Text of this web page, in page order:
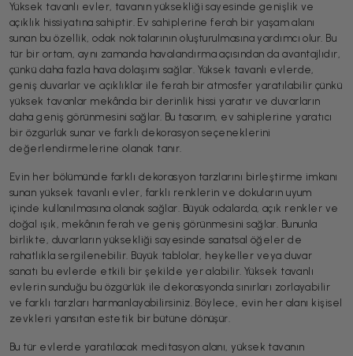
Yüksek tavanlı evler, tavanın yüksekliği sayesinde genişlik ve
açıklık hissiyatına sahiptir. Ev sahiplerine ferah bir yaşam alanı
sunan bu özellik, odak noktalarının oluşturulmasına yardımcı olur. Bu
tür bir ortam, aynı zamanda havalandırma açısından da avantajlıdır,
çünkü daha fazla hava dolaşımı sağlar. Yüksek tavanlı evlerde,
geniş duvarlar ve açıklıklar ile ferah bir atmosfer yaratılabilir çünkü
yüksek tavanlar mekânda bir derinlik hissi yaratır ve duvarların
daha geniş görünmesini sağlar. Bu tasarım, ev sahiplerine yaratıcı
bir özgürlük sunar ve farklı dekorasyon seçeneklerini
değerlendirmelerine olanak tanır.
Evin her bölümünde farklı dekorasyon tarzlarını birleştirme imkanı
sunan yüksek tavanlı evler, farklı renklerin ve dokuların uyum
içinde kullanılmasına olanak sağlar. Büyük odalarda, açık renkler ve
doğal ışık, mekânın ferah ve geniş görünmesini sağlar. Bununla
birlikte, duvarların yüksekliği sayesinde sanatsal öğeler de
rahatlıkla sergilenebilir. Büyük tablolar, heykeller veya duvar
sanatı bu evlerde etkili bir şekilde yer alabilir. Yüksek tavanlı
evlerin sunduğu bu özgürlük ile dekorasyonda sınırları zorlayabilir
ve farklı tarzları harmanlayabilirsiniz. Böylece, evin her alanı kişisel
zevkleri yansıtan estetik bir bütüne dönüşür.
Bu tür evlerde yaratılacak meditasyon alanı, yüksek tavanın